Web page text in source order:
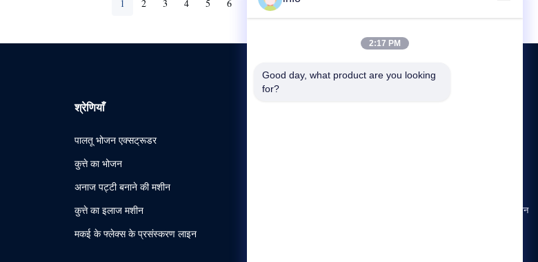
1 2 3 4 5 6 8 Next
श्रेणियाँ
पालतू भोजन एक्सट्रूडर
कुत्ते का भोजन
अनाज पट्टी बनाने की मशीन
कुत्ते का इलाज मशीन
मकई के फ्लेक्स के प्रसंस्करण लाइन
25 वीं मंजिल, हुआफू वाणिज्यिक केंद्र, वेनफेंग जिला, आन्यांग शहर, हेनान
2:17 PM
Good day, what product are you looking
for?